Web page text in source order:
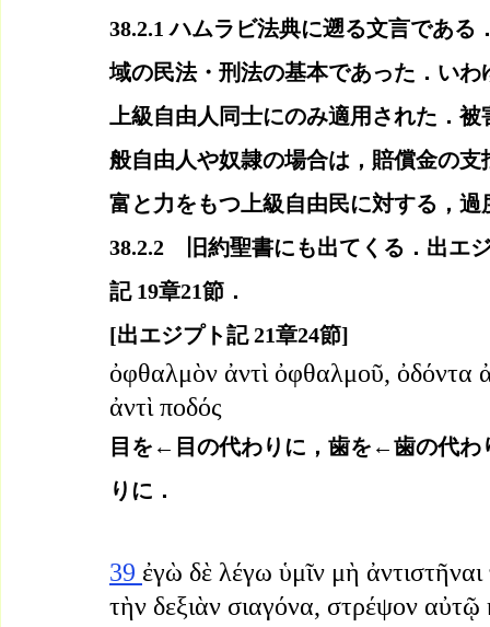
38.2.1 ハムラビ法典に遡る文言であ
域の民法・刑法の基本であった．い
上級自由人同士にのみ適用された．
般自由人や奴隷の場合は，賠償金の
富と力をもつ上級自由民に対する，
38.2.2　旧約聖書にも出てくる．出エ
記 19章21節．
[出エジプト記 21章24節]
ὀφθαλμὸν ἀντὶ ὀφθαλμοῦ, ὀδόντα
ἀντὶ ποδός
目を←目の代わりに，歯を←歯の代
りに．
39 ἐγὼ δὲ λέγω ὑμῖν μὴ
τὴν δεξιὰν σιαγόνα, στρέψον αὐτῷ